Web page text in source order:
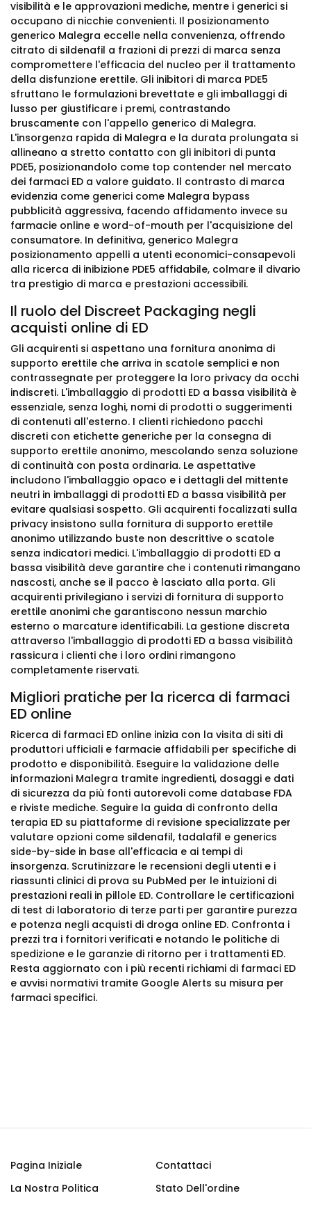
visibilità e le approvazioni mediche, mentre i generici si
occupano di nicchie convenienti. Il posizionamento
generico Malegra eccelle nella convenienza, offrendo
citrato di sildenafil a frazioni di prezzi di marca senza
compromettere l'efficacia del nucleo per il trattamento
della disfunzione erettile. Gli inibitori di marca PDE5
sfruttano le formulazioni brevettate e gli imballaggi di
lusso per giustificare i premi, contrastando
bruscamente con l'appello generico di Malegra.
L'insorgenza rapida di Malegra e la durata prolungata si
allineano a stretto contatto con gli inibitori di punta
PDE5, posizionandolo come top contender nel mercato
dei farmaci ED a valore guidato. Il contrasto di marca
evidenzia come generici come Malegra bypass
pubblicità aggressiva, facendo affidamento invece su
farmacie online e word-of-mouth per l'acquisizione del
consumatore. In definitiva, generico Malegra
posizionamento appelli a utenti economici-consapevoli
alla ricerca di inibizione PDE5 affidabile, colmare il divario
tra prestigio di marca e prestazioni accessibili.
Il ruolo del Discreet Packaging negli
acquisti online di ED
Gli acquirenti si aspettano una fornitura anonima di
supporto erettile che arriva in scatole semplici e non
contrassegnate per proteggere la loro privacy da occhi
indiscreti. L'imballaggio di prodotti ED a bassa visibilità è
essenziale, senza loghi, nomi di prodotti o suggerimenti
di contenuti all'esterno. I clienti richiedono pacchi
discreti con etichette generiche per la consegna di
supporto erettile anonimo, mescolando senza soluzione
di continuità con posta ordinaria. Le aspettative
includono l'imballaggio opaco e i dettagli del mittente
neutri in imballaggi di prodotti ED a bassa visibilità per
evitare qualsiasi sospetto. Gli acquirenti focalizzati sulla
privacy insistono sulla fornitura di supporto erettile
anonimo utilizzando buste non descrittive o scatole
senza indicatori medici. L'imballaggio di prodotti ED a
bassa visibilità deve garantire che i contenuti rimangano
nascosti, anche se il pacco è lasciato alla porta. Gli
acquirenti privilegiano i servizi di fornitura di supporto
erettile anonimi che garantiscono nessun marchio
esterno o marcature identificabili. La gestione discreta
attraverso l'imballaggio di prodotti ED a bassa visibilità
rassicura i clienti che i loro ordini rimangono
completamente riservati.
Migliori pratiche per la ricerca di farmaci
ED online
Ricerca di farmaci ED online inizia con la visita di siti di
produttori ufficiali e farmacie affidabili per specifiche di
prodotto e disponibilità. Eseguire la validazione delle
informazioni Malegra tramite ingredienti, dosaggi e dati
di sicurezza da più fonti autorevoli come database FDA
e riviste mediche. Seguire la guida di confronto della
terapia ED su piattaforme di revisione specializzate per
valutare opzioni come sildenafil, tadalafil e generics
side-by-side in base all'efficacia e ai tempi di
insorgenza. Scrutinizzare le recensioni degli utenti e i
riassunti clinici di prova su PubMed per le intuizioni di
prestazioni reali in pillole ED. Controllare le certificazioni
di test di laboratorio di terze parti per garantire purezza
e potenza negli acquisti di droga online ED. Confronta i
prezzi tra i fornitori verificati e notando le politiche di
spedizione e le garanzie di ritorno per i trattamenti ED.
Resta aggiornato con i più recenti richiami di farmaci ED
e avvisi normativi tramite Google Alerts su misura per
farmaci specifici.
Pagina Iniziale
Contattaci
La Nostra Politica
Stato Dell'ordine